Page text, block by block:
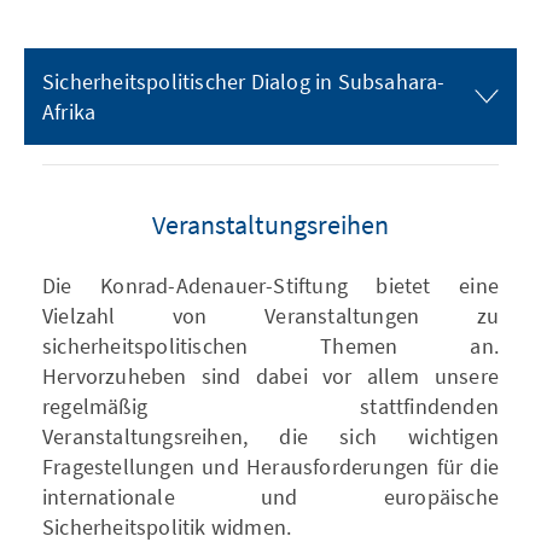
Sicherheitspolitischer Dialog in Subsahara-
Afrika
Veranstaltungsreihen
Die Konrad-Adenauer-Stiftung bietet eine
Vielzahl von Veranstaltungen zu
sicherheitspolitischen Themen an.
Hervorzuheben sind dabei vor allem unsere
regelmäßig stattfindenden
Veranstaltungsreihen, die sich wichtigen
Fragestellungen und Herausforderungen für die
internationale und europäische
Sicherheitspolitik widmen.